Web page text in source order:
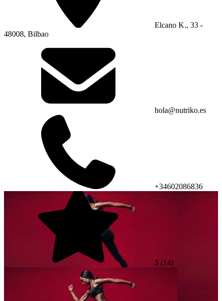
Elcano K., 33 -
48008, Bilbao
hola@nutriko.es
+34602086836
5 (14)